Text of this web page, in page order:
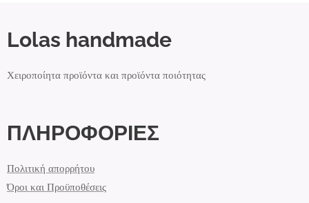
Lolas handmade
Χειροποίητα προϊόντα και προϊόντα ποιότητας
ΠΛΗΡΟΦΟΡΙΕΣ
Πολιτική απορρήτου
Όροι και Προϋποθέσεις